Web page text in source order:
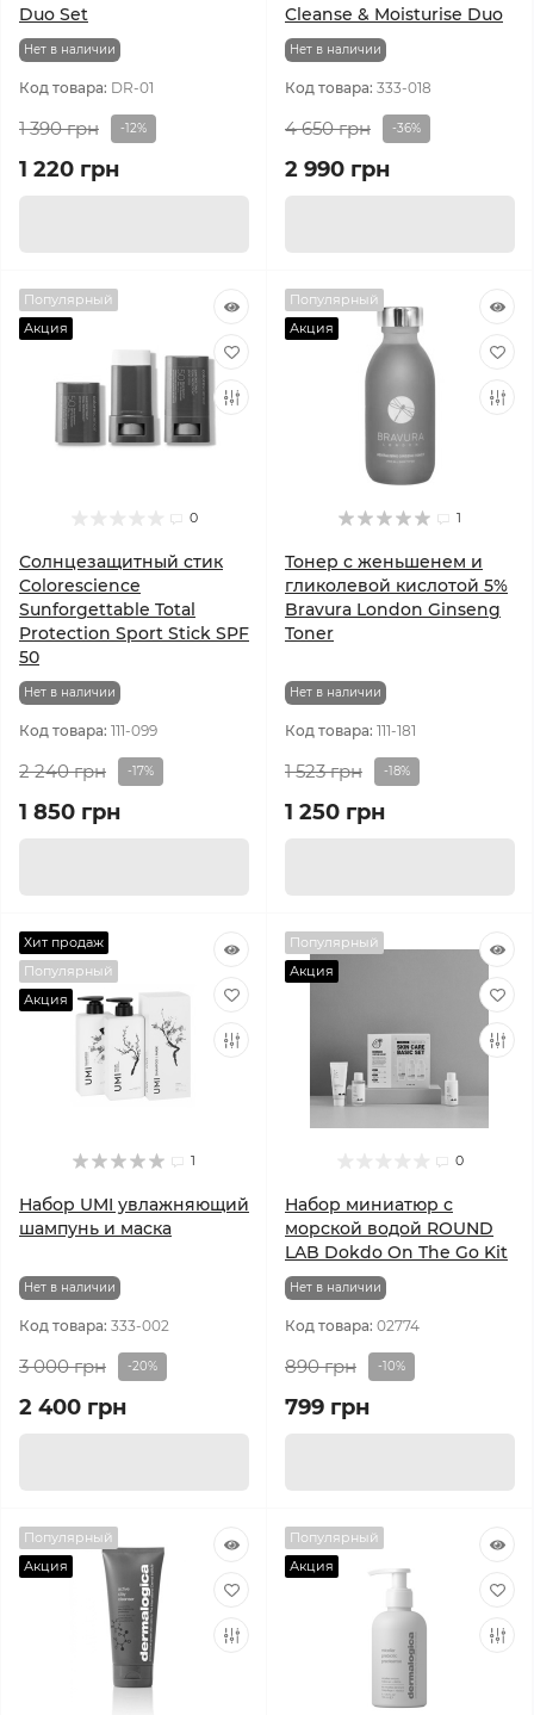
Duo Set
Нет в наличии
Код товара: DR-01
1 390 грн -12%
1 220 грн
Cleanse & Moisturise Duo
Нет в наличии
Код товара: 333-018
4 650 грн -36%
2 990 грн
Популярный
Акция
0
Солнцезащитный стик
Colorescience
Sunforgettable Total
Protection Sport Stick SPF
50
Нет в наличии
Код товара: 111-099
2 240 грн -17%
1 850 грн
Популярный
Акция
1
Тонер с женьшенем и
гликолевой кислотой 5%
Bravura London Ginseng
Toner
Нет в наличии
Код товара: 111-181
1 523 грн -18%
1 250 грн
Хит продаж
Популярный
Акция
1
Набор UMI увлажняющий
шампунь и маска
Нет в наличии
Код товара: 333-002
3 000 грн -20%
2 400 грн
Популярный
Акция
0
Набор миниатюр с
морской водой ROUND
LAB Dokdo On The Go Kit
Нет в наличии
Код товара: 02774
890 грн -10%
799 грн
Популярный
Акция
Популярный
Акция